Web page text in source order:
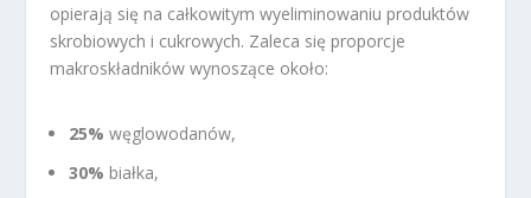
opierają się na całkowitym wyeliminowaniu produktów
skrobiowych i cukrowych. Zaleca się proporcje
makroskładników wynoszące około:
25% węglowodanów,
30% białka,